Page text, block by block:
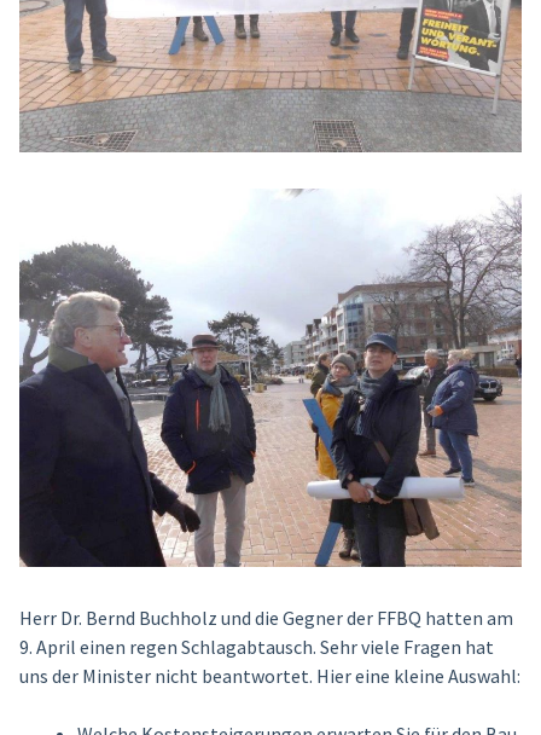
Herr Dr. Bernd Buchholz und die Gegner der FFBQ hatten am
9. April einen regen Schlagabtausch. Sehr viele Fragen hat
uns der Minister nicht beantwortet. Hier eine kleine Auswahl: